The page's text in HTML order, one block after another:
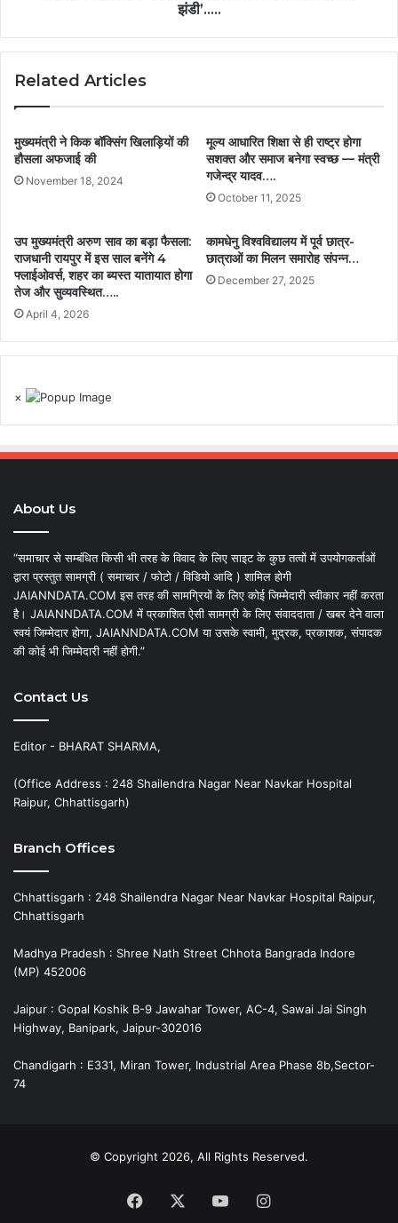
झंडी’…..
Related Articles
मुख्यमंत्री ने किक बॉक्सिंग खिलाड़ियों की
हौसला अफजाई की
November 18, 2024
मूल्य आधारित शिक्षा से ही राष्ट्र होगा
सशक्त और समाज बनेगा स्वच्छ — मंत्री
गजेन्द्र यादव….
October 11, 2025
उप मुख्यमंत्री अरुण साव का बड़ा फैसला:
राजधानी रायपुर में इस साल बनेंगे 4
फ्लाईओवर्स, शहर का ब्यस्त यातायात होगा
तेज और सुव्यवस्थित…..
April 4, 2026
कामधेनु विश्वविद्यालय में पूर्व छात्र-
छात्राओं का मिलन समारोह संपन्न…
December 27, 2025
×
About Us
“समाचार से सम्बंधित किसी भी तरह के विवाद के लिए साइट के कुछ तत्वों में उपयोगकर्ताओं
द्वारा प्रस्तुत सामग्री ( समाचार / फोटो / विडियो आदि ) शामिल होगी
JAIANNDATA.COM इस तरह की सामग्रियों के लिए कोई जिम्मेदारी स्वीकार नहीं करता
है। JAIANNDATA.COM में प्रकाशित ऐसी सामग्री के लिए संवाददाता / खबर देने वाला
स्वयं जिम्मेदार होगा, JAIANNDATA.COM या उसके स्वामी, मुद्रक, प्रकाशक, संपादक
की कोई भी जिम्मेदारी नहीं होगी.”
Contact Us
Editor - BHARAT SHARMA,
(Office Address : 248 Shailendra Nagar Near Navkar Hospital
Raipur, Chhattisgarh)
Branch Offices
Chhattisgarh : 248 Shailendra Nagar Near Navkar Hospital Raipur,
Chhattisgarh
Madhya Pradesh : Shree Nath Street Chhota Bangrada Indore
(MP) 452006
Jaipur : Gopal Koshik B-9 Jawahar Tower, AC-4, Sawai Jai Singh
Highway, Banipark, Jaipur-302016
Chandigarh : E331, Miran Tower, Industrial Area Phase 8b,Sector-
74
© Copyright 2026, All Rights Reserved.
Facebook YouTubeInstagram